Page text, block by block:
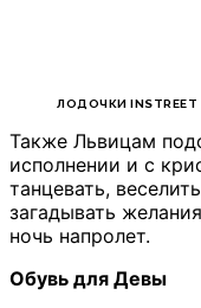
ЛОДОЧКИ INSTREET
Также Львицам
исполнении и с
танцевать,
загадывать
ночь напролет.
Обувь для Девы